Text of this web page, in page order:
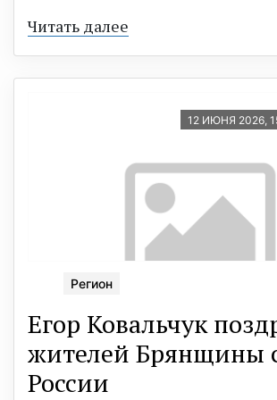
Читать далее
12 ИЮНЯ 2026,
Регион
Егор Ковальчук
жителей Брянщины
России